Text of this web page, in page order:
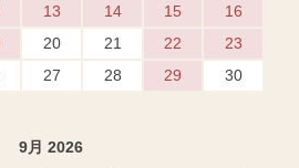
13 14 15
16
20 21 22
23
27 28 29
30
9月 2026